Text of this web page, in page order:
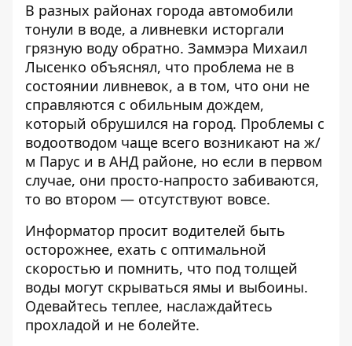
В разных районах города автомобили
тонули в воде, а ливневки исторгали
грязную воду обратно. Заммэра Михаил
Лысенко объяснял, что проблема не в
состоянии ливневок, а в том, что они не
справляются с обильным дождем,
который обрушился на город. Проблемы с
водоотводом чаще всего возникают на ж/
м Парус и в АНД районе, но если в первом
случае, они просто-напросто забиваются,
то во втором — отсутствуют вовсе.
Информатор просит водителей быть
осторожнее, ехать с оптимальной
скоростью и помнить, что под толщей
воды могут скрываться ямы и выбоины.
Одевайтесь теплее, наслаждайтесь
прохладой и не болейте.